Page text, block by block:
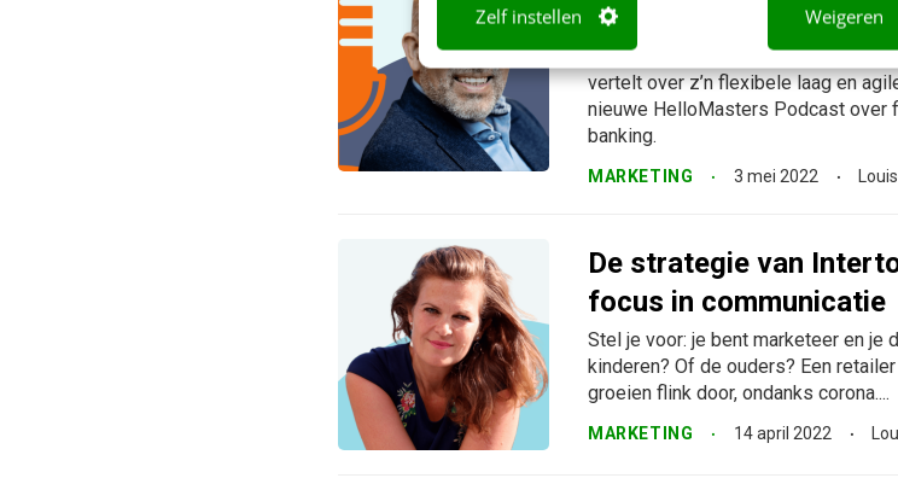
Zelf instellen Weigeren
Rabobank dat aan
Hoe organiseren topbedrijven hun
vertelt over z’n flexibele laag en
nieuwe HelloMasters Podcast over
banking.
MARKETING 3 mei 2022
De strategie van
focus in communicatie
Stel je voor: je bent marketeer en je
kinderen? Of de ouders? Een
groeien flink door, ondanks corona....
MARKETING 14 april 2022